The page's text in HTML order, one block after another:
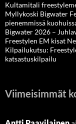
Kultamitali
Myllykoski Bigwater
pienemmissä
Bigwater 2026 –
Freestylen EM kisat
Kilpailukutsu:
katsastuskilpailu
Viimeisimmät